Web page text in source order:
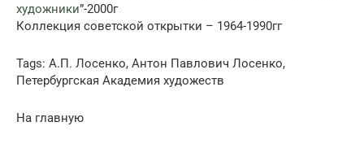
художники”-2000г
Коллекция советской открытки – 1964-1990гг
Tags: А.П. Лосенко, Антон Павлович Лосенко,
Петербургская Академия художеств
На главную